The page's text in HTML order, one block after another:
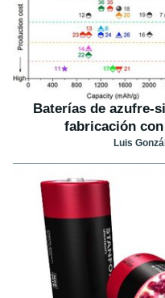
Baterías de azufre-
fabricación
Luis